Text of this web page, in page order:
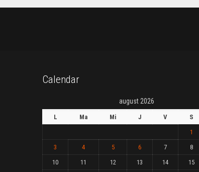
Calendar
august 2026
L Ma Mi J V S
1
3
4 5 6 7 8
10
11 12 13 14 15